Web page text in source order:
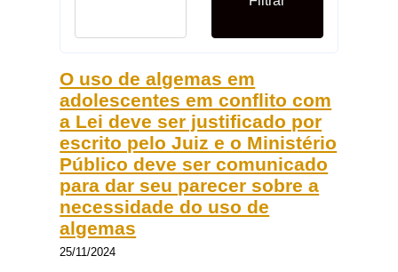
O uso de algemas em
adolescentes em conflito com
a Lei deve ser justificado por
escrito pelo Juiz e o Ministério
Público deve ser comunicado
para dar seu parecer sobre a
necessidade do uso de
algemas
25/11/2024